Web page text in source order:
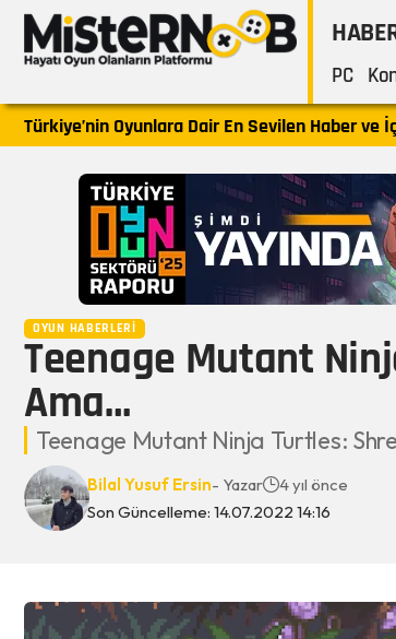
PC
Türkiye’nin Oyunlara Dair En Sevilen Haber ve
OYUN HABERLERI
Teenage Mutant
Ama…
Teenage Mutant Ninja Turtles:
Son Güncelleme: 14.07.2022 14:16
Bilal Yusuf Ersin- Yazar 4 yıl önce